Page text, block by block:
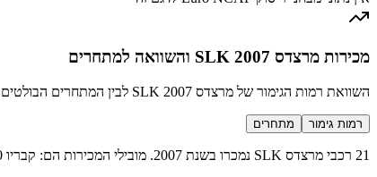
מכירות מרצדס SLK 2007 והשוואה למתחרים
השוואת רמות הגימור של מרצדס SLK 2007 לבין המתחרים הבולטים בקטגוריה מכונית ספורט יוקרתית
רמות גימור מתחרים
21 רכבי מרצדס SLK נמכרו בשנת 2007. מובילי המכירות הם: קבריו SLK280 (9 מכירות), קבריו SLK200k (8 מכירות), קבריו SLK350 (3 מכירות), קבריו SLK55 (1 מכירות).